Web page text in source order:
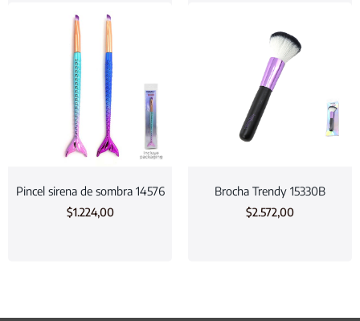
Pincel sirena de sombra 14576
$1.224,00
Brocha Trendy 15330B
$2.572,00